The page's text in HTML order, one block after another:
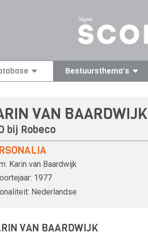
Bestuursthema's
VAN BAARDWIJK
bij Robeco
Karin van Baardwijk
1977
Nederlandse
VAN BAARDWIJK